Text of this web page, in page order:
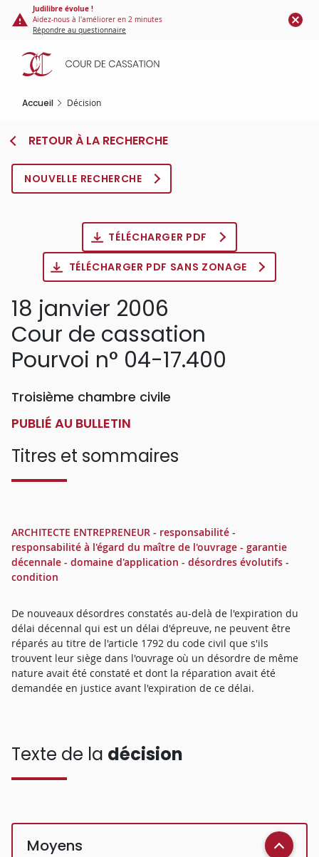
Panneau de gestion des cookies
contenu
principal
Judilibre évolue !
Aidez-nous à l'améliorer en 2 minutes
Répondre au questionnaire
Accueil Décision
RETOUR À LA RECHERCHE
NOUVELLE RECHERCHE
TÉLÉCHARGER PDF
TÉLÉCHARGER PDF SANS ZONAGE
18 janvier 2006
Cour de cassation
Pourvoi n° 04-17.400
Troisième chambre civile
PUBLIÉ AU BULLETIN
Titres et sommaires
ARCHITECTE ENTREPRENEUR - responsabilité -
responsabilité à l'égard du maître de l'ouvrage - garantie
décennale - domaine d'application - désordres évolutifs -
condition
De nouveaux désordres constatés au-delà de l'expiration du
délai décennal qui est un délai d'épreuve, ne peuvent être
réparés au titre de l'article 1792 du code civil que s'ils
trouvent leur siège dans l'ouvrage où un désordre de même
nature avait été constaté et dont la réparation avait été
demandée en justice avant l'expiration de ce délai.
Texte de la décision
Moyens